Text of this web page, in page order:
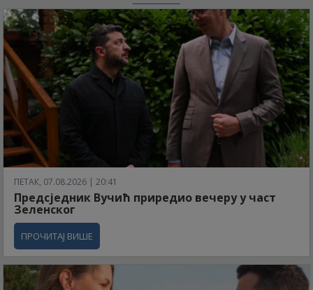
ПЕТАК, 07.08.2026 | 20:41
Предсједник Вучић приредио вечеру у част
Зеленског
ПРОЧИТАЈ ВИШЕ